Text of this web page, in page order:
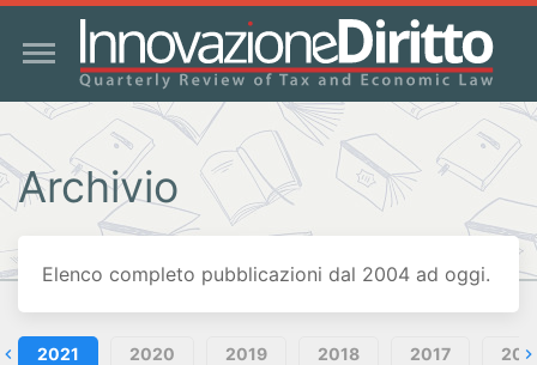
Archivio
Elenco completo pubblicazioni dal 2004 ad oggi.
2021 2020 2019 2018 2017